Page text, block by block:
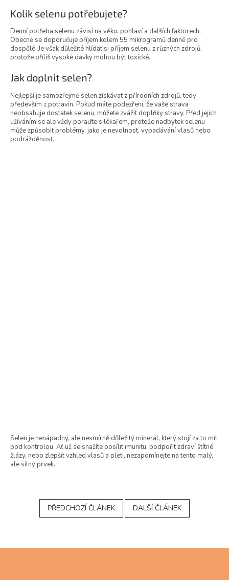
Kolik selenu potřebujete?
Denní potřeba selenu závisí na věku, pohlaví a dalších faktorech.
Obecně se doporučuje příjem kolem 55 mikrogramů denně pro
dospělé. Je však důležité hlídat si příjem selenu z různých zdrojů,
protože příliš vysoké dávky mohou být toxické.
Jak doplnit selen?
Nejlepší je samozřejmě selen získávat z přírodních zdrojů, tedy
především z potravin. Pokud máte podezření, že vaše strava
neobsahuje dostatek selenu, můžete zvážit doplňky stravy. Před jejich
užíváním se ale vždy poraďte s lékařem, protože nadbytek selenu
může způsobit problémy, jako je nevolnost, vypadávání vlasů nebo
podrážděnost.
Selen je nenápadný, ale nesmírně důležitý minerál, který stojí za to mít
pod kontrolou. Ať už se snažíte posílit imunitu, podpořit zdraví štítné
žlázy, nebo zlepšit vzhled vlasů a pleti, nezapomínejte na tento malý,
ale silný prvek.
PŘEDCHOZÍ ČLÁNEK DALŠÍ ČLÁNEK